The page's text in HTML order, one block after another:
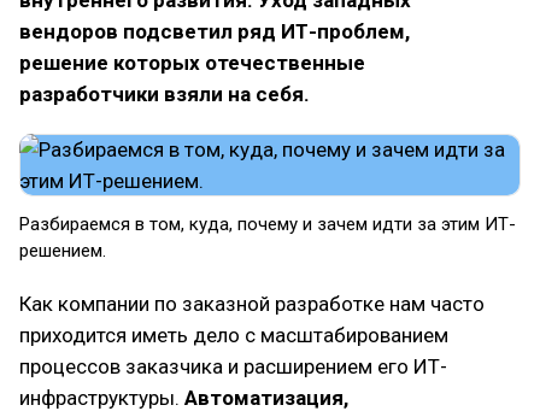
вендоров подсветил ряд ИТ-проблем,
решение которых отечественные
разработчики взяли на себя.
Разбираемся в том, куда, почему и зачем идти за этим ИТ-
решением.
Как компании по заказной разработке нам часто
приходится иметь дело с масштабированием
процессов заказчика и расширением его ИТ-
инфраструктуры. Автоматизация,